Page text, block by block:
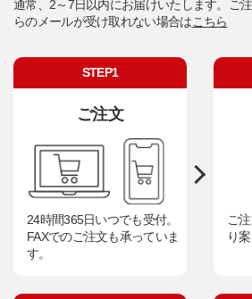
通常、2～7日以内にお届けいたします。ご
らのメールが受け取れない場合はこちら
STEP1
ご注文
24時間365日いつでも受付。
FAXでのご注文も承っていま
す。
ご
り